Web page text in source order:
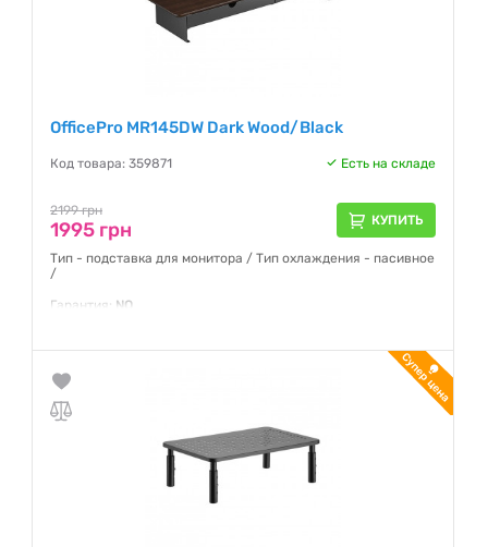
OfficePro MR145DW Dark Wood/Black
Код товара: 359871 Есть на складе
2199 грн
1995 грн КУПИТЬ
Тип - подставка для монитора / Тип охлаждения - пасивное
/
Гарантия: NO